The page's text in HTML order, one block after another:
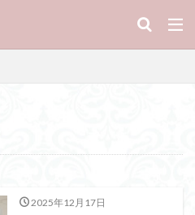
2025年12月17日